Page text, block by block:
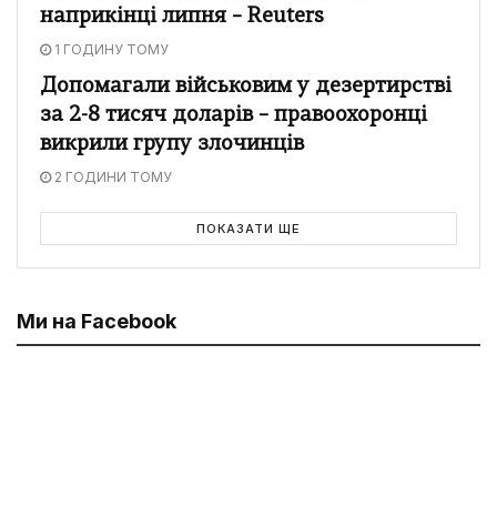
наприкінці липня – Reuters
1 ГОДИНУ ТОМУ
Допомагали військовим у дезертирстві
за 2-8 тисяч доларів – правоохоронці
викрили групу злочинців
2 ГОДИНИ ТОМУ
ПОКАЗАТИ ЩЕ
Ми на Facebook